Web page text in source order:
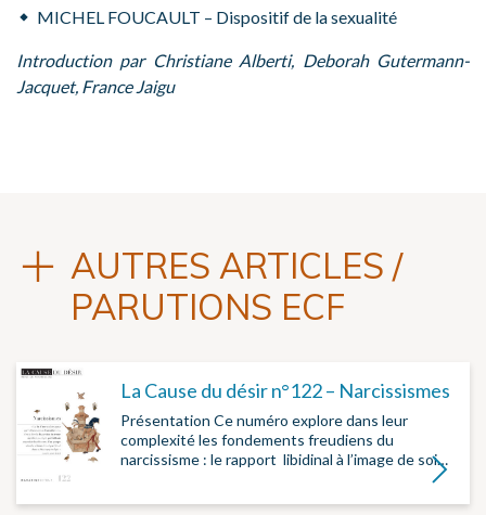
MICHEL FOUCAULT – Dispositif de la sexualité
Introduction par Christiane Alberti, Deborah Gutermann-
Jacquet, France Jaigu
AUTRES ARTICLES /
PARUTIONS ECF
La Cause du désir n°122 – Narcissismes
Présentation Ce numéro explore dans leur
complexité les fondements freudiens du
narcissisme : le rapport libidinal à l’image de soi…
Lire la